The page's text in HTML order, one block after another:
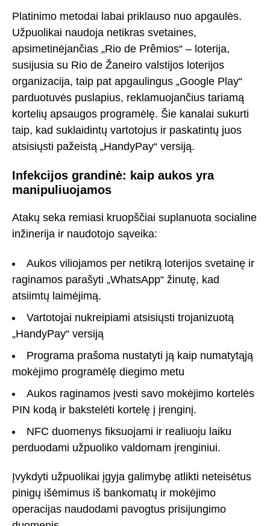
Platinimo metodai labai priklauso nuo apgaulės.
Užpuolikai naudoja netikras svetaines,
apsimetinėjančias „Rio de Prêmios“ – loterija,
susijusia su Rio de Žaneiro valstijos loterijos
organizacija, taip pat apgaulingus „Google Play“
parduotuvės puslapius, reklamuojančius tariamą
kortelių apsaugos programėlę. Šie kanalai sukurti
taip, kad suklaidintų vartotojus ir paskatintų juos
atsisiųsti pažeistą „HandyPay“ versiją.
Infekcijos grandinė: kaip aukos yra
manipuliuojamos
Atakų seka remiasi kruopščiai suplanuota socialine
inžinerija ir naudotojo sąveika:
Aukos viliojamos per netikrą loterijos svetainę ir
raginamos parašyti „WhatsApp“ žinutę, kad
atsiimtų laimėjimą.
Vartotojai nukreipiami atsisiųsti trojanizuotą
„HandyPay“ versiją
Programa prašoma nustatyti ją kaip numatytąją
mokėjimo programėlę diegimo metu
Aukos raginamos įvesti savo mokėjimo kortelės
PIN kodą ir bakstelėti kortelę į įrenginį.
NFC duomenys fiksuojami ir realiuoju laiku
perduodami užpuoliko valdomam įrenginiui.
Įvykdyti užpuolikai įgyja galimybę atlikti neteisėtus
pinigų išėmimus iš bankomatų ir mokėjimo
operacijas naudodami pavogtus prisijungimo